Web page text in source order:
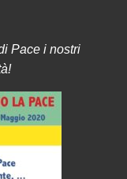
Pace i nostri